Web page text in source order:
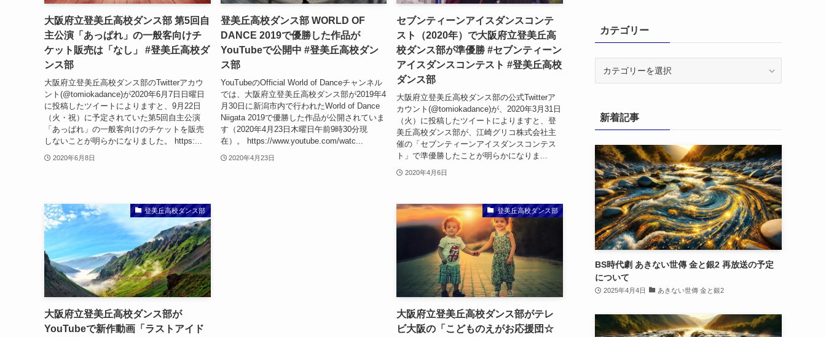
大阪府立登美丘高校ダンス部 第5回自
主公演「あっぱれ」の一般客向けチ
ケット販売は「なし」 #登美丘高校ダ
ンス部
大阪府立登美丘高校ダンス部のTwitterアカウ
ント(@tomiokadance)が2020年6月7日日曜日
に投稿したツイートによりますと、9月22日
（火・祝）に予定されていた第5回自主公演
「あっぱれ」の一般客向けのチケットを販売
しないことが明らかになりました。 https:...
2020年6月8日
登美丘高校ダンス部 WORLD OF
DANCE 2019で優勝した作品が
YouTubeで公開中 #登美丘高校ダン
ス部
YouTubeのOfficial World of Danceチャンネル
では、大阪府立登美丘高校ダンス部が2019年4
月30日に新潟市内で行われたWorld of Dance
Niigata 2019で優勝した作品が公開されていま
す（2020年4月23日木曜日午前9時30分現
在）。 https://www.youtube.com/watc...
2020年4月23日
セブンティーンアイスダンスコンテ
スト（2020年）で大阪府立登美丘高
校ダンス部が準優勝 #セブンティーン
アイスダンスコンテスト #登美丘高校
ダンス部
大阪府立登美丘高校ダンス部の公式Twitterア
カウント(@tomiokadance)が、2020年3月31日
（火）に投稿したツイートによりますと、登
美丘高校ダンス部が、江崎グリコ株式会社主
催の「セブンティーンアイスダンスコンテス
ト」で準優勝したことが明らかになりま...
2020年4月6日
登美丘高校ダンス部
大阪府立登美丘高校ダンス部が
YouTubeで新作動画「ラストアイド
登美丘高校ダンス部
大阪府立登美丘高校ダンス部がテレ
ビ大阪の「こどものえがお応援団☆
カテゴリー
ー新着記事
BS時代劇 あきない世傳 金と銀2 再放送の予定
について
2025年4月4日 あきない世傳 金と銀2